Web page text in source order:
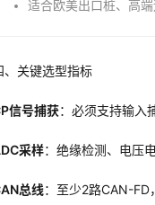
适合欧美出口桩、高
、关键选型指标
信号捕获：必须支持输入
采样：绝缘检测、电压
总线：至少2路CAN-FD